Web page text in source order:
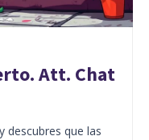
Att. Chat
descubres que las